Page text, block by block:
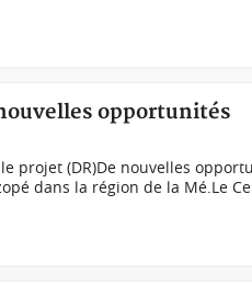
opportunités
projet (DR)De nouvelles
dans la région de la Mé.Le